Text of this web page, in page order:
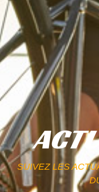
SUIVEZ LES